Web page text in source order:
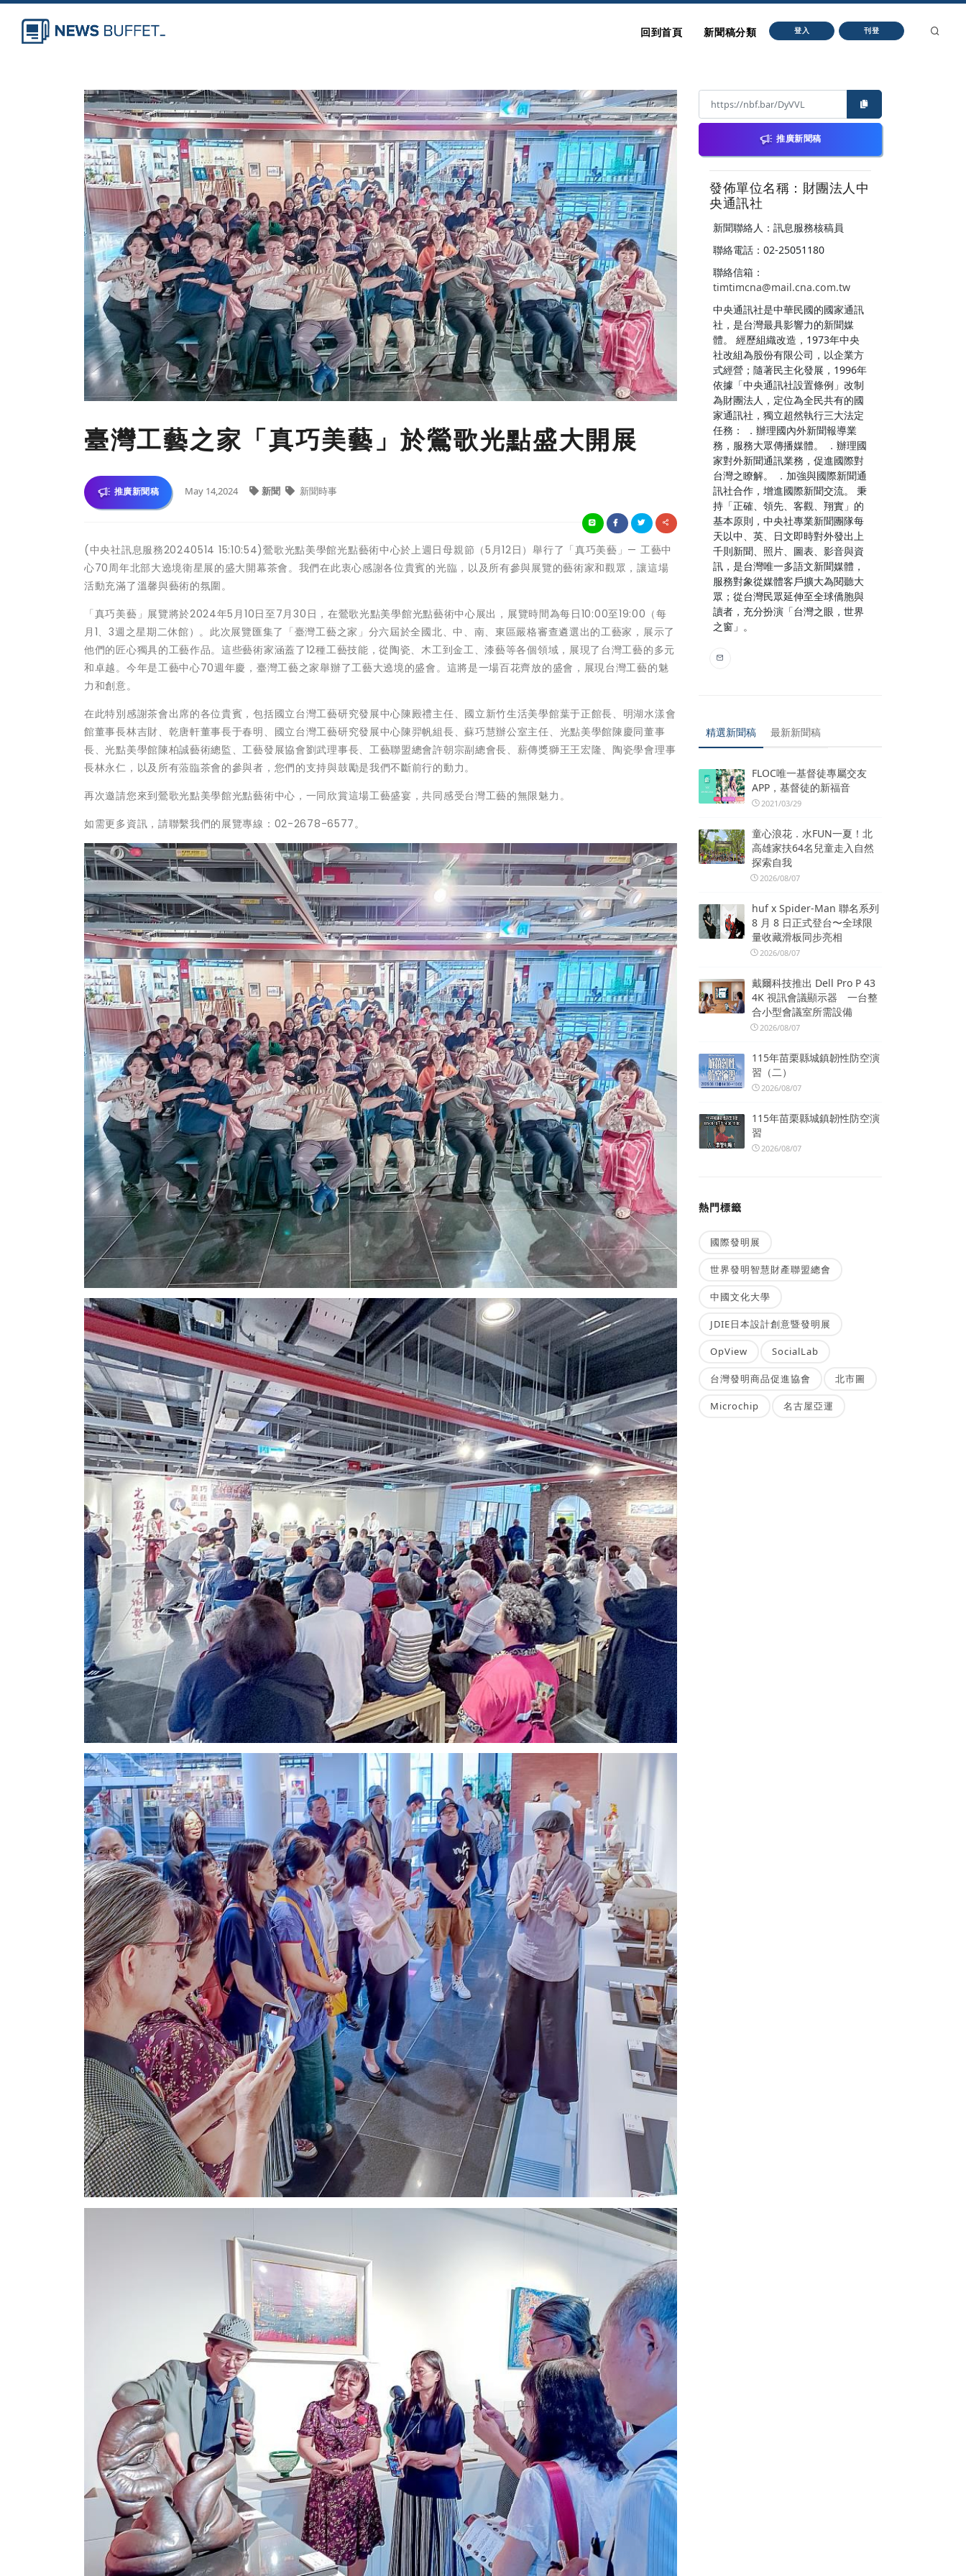
回到首頁 新聞稿分類 登入 刊登
臺灣工藝之家「真巧美藝」於鶯歌光點盛大開展
推廣新聞稿 May 14,2024 新聞 新聞時事
(中央社訊息服務20240514 15:10:54)鶯歌光點美學館光點藝術中心於上週日母親節（5月12日）舉行了「真巧美藝」— 工藝中
心70周年北部大遶境衛星展的盛大開幕茶會。我們在此衷心感謝各位貴賓的光臨，以及所有參與展覽的藝術家和觀眾，讓這場
活動充滿了溫馨與藝術的氛圍。
「真巧美藝」展覽將於2024年5月10日至7月30日，在鶯歌光點美學館光點藝術中心展出，展覽時間為每日10:00至19:00（每
月1、3週之星期二休館）。此次展覽匯集了「臺灣工藝之家」分六屆於全國北、中、南、東區嚴格審查遴選出的工藝家，展示了
他們的匠心獨具的工藝作品。這些藝術家涵蓋了12種工藝技能，從陶瓷、木工到金工、漆藝等各個領域，展現了台灣工藝的多元
和卓越。今年是工藝中心70週年慶，臺灣工藝之家舉辦了工藝大遶境的盛會。這將是一場百花齊放的盛會，展現台灣工藝的魅
力和創意。
在此特別感謝茶會出席的各位貴賓，包括國立台灣工藝研究發展中心陳殿禮主任、國立新竹生活美學館葉于正館長、明湖水漾會
館董事長林吉財、乾唐軒董事長于春明、國立台灣工藝研究發展中心陳羿帆組長、蘇巧慧辦公室主任、光點美學館陳慶同董事
長、光點美學館陳柏誠藝術總監、工藝發展協會劉武理事長、工藝聯盟總會許朝宗副總會長、薪傳獎獅王王宏隆、陶瓷學會理事
長林永仁，以及所有蒞臨茶會的參與者，您們的支持與鼓勵是我們不斷前行的動力。
再次邀請您來到鶯歌光點美學館光點藝術中心，一同欣賞這場工藝盛宴，共同感受台灣工藝的無限魅力。
如需更多資訊，請聯繫我們的展覽專線：02-2678-6577。
推廣新聞稿
發佈單位名稱：財團法人中
央通訊社
新聞聯絡人：訊息服務核稿員
聯絡電話：02-25051180
聯絡信箱：
timtimcna@mail.cna.com.tw
中央通訊社是中華民國的國家通訊
社，是台灣最具影響力的新聞媒
體。 經歷組織改造，1973年中央
社改組為股份有限公司，以企業方
式經營；隨著民主化發展，1996年
依據「中央通訊社設置條例」改制
為財團法人，定位為全民共有的國
家通訊社，獨立超然執行三大法定
任務： ．辦理國內外新聞報導業
務，服務大眾傳播媒體。 ．辦理國
家對外新聞通訊業務，促進國際對
台灣之瞭解。 ．加強與國際新聞通
訊社合作，增進國際新聞交流。 秉
持「正確、領先、客觀、翔實」的
基本原則，中央社專業新聞團隊每
天以中、英、日文即時對外發出上
千則新聞、照片、圖表、影音與資
訊，是台灣唯一多語文新聞媒體，
服務對象從媒體客戶擴大為閱聽大
眾；從台灣民眾延伸至全球僑胞與
讀者，充分扮演「台灣之眼，世界
之窗」。
精選新聞稿 最新新聞稿
FLOC唯一基督徒專屬交友
APP，基督徒的新福音
2021/03/29
童心浪花．水FUN一夏！北
高雄家扶64名兒童走入自然
探索自我
2026/08/07
huf x Spider-Man 聯名系列
8 月 8 日正式登台〜全球限
量收藏滑板同步亮相
2026/08/07
戴爾科技推出 Dell Pro P 43
4K 視訊會議顯示器 一台整
合小型會議室所需設備
2026/08/07
115年苗栗縣城鎮韌性防空演
習（二）
2026/08/07
115年苗栗縣城鎮韌性防空演
習
2026/08/07
熱門標籤
國際發明展
世界發明智慧財產聯盟總會
中國文化大學
JDIE日本設計創意暨發明展
OpView SocialLab
台灣發明商品促進協會 北市圖
Microchip 名古屋亞運